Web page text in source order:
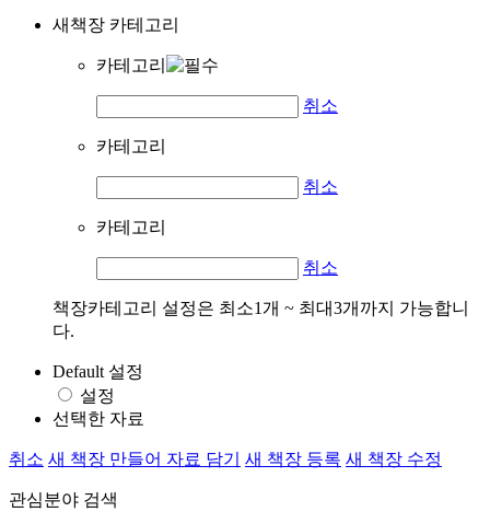
새책장 카테고리
카테고리
취소
카테고리
취소
카테고리
취소
책장카테고리 설정은 최소1개 ~ 최대3개까지 가능합니
다.
Default 설정
설정
선택한 자료
취소 새 책장 만들어 자료 담기 새 책장 등록 새 책장 수정
관심분야 검색